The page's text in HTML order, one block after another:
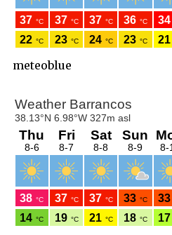
meteoblue